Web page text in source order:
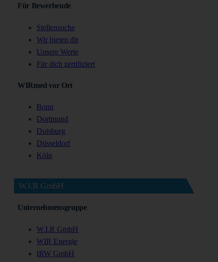
Für Bewerbende
Stellensuche
Wir bieten dir
Unsere Werte
Für dich zertifiziert
WIRmed vor Ort
Bonn
Dortmund
Duisburg
Düsseldorf
Köln
W.I.R GmbH
Unternehmensgruppe
W.I.R GmbH
WIR Energie
IRW GmbH